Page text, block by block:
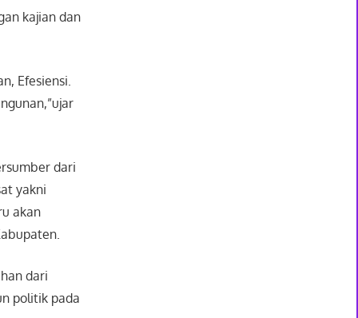
kajian dan
Efesiensi.
dari
yakni
akan
dari
politik pada